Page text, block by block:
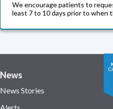
We encourage patients to
least 7 to 10 days prior to when
News
News Stories